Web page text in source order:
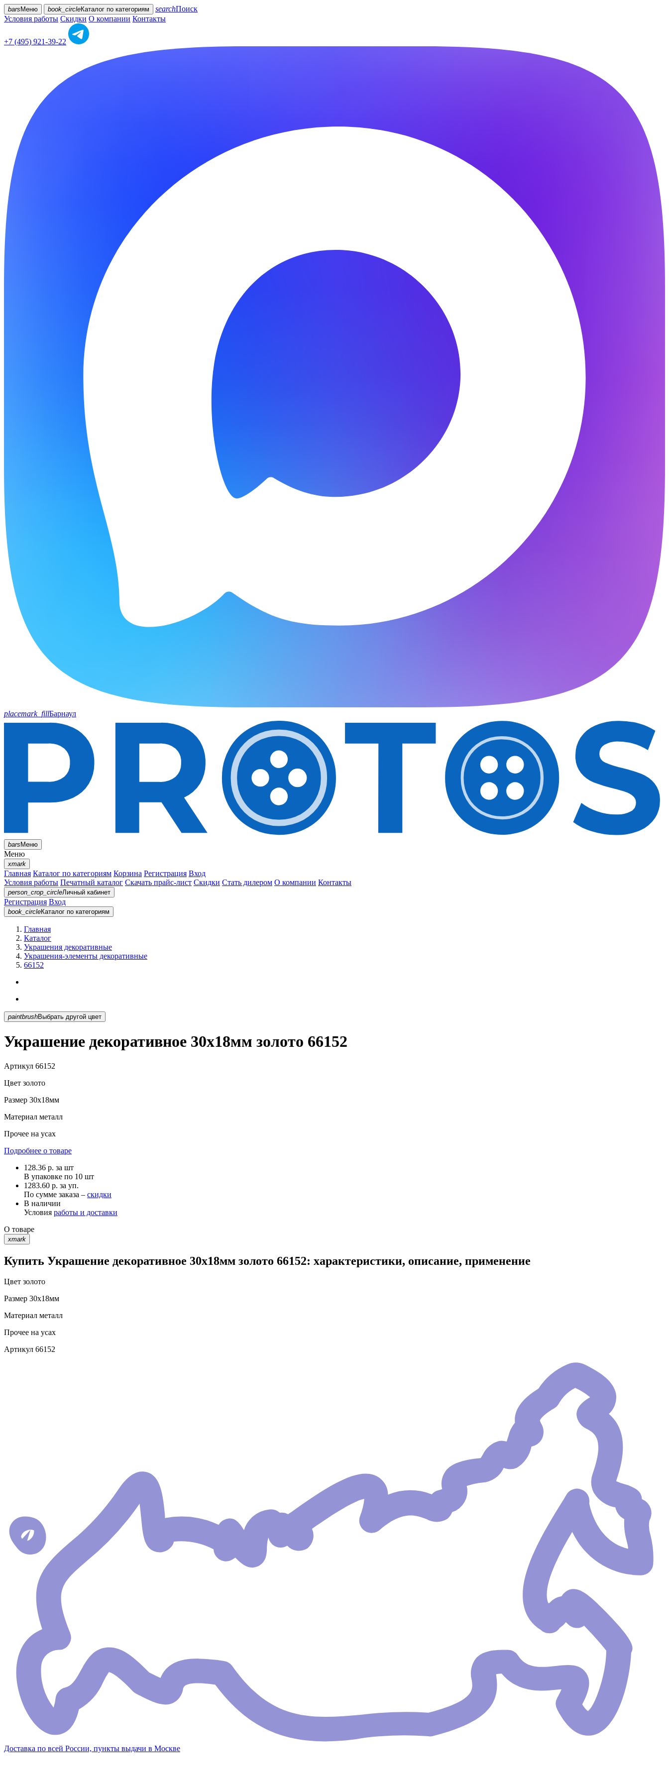
bars Меню book_circleКаталог по категориям searchПоиск
Условия работы Скидки О компании Контакты
+7 (495) 921-39-22
placemark_fillБарнаул
barsМеню
Меню
xmark
Главная Каталог по категориям Корзина Регистрация Вход
Условия работы Печатный каталог Скачать прайс-лист Скидки Стать дилером О компании Контакты
person_crop_circleЛичный кабинет
Регистрация Вход
book_circleКаталог по категориям
Главная
Каталог
Украшения декоративные
Украшения-элементы декоративные
66152
paintbrush Выбрать другой цвет
Украшение декоративное 30х18мм золото 66152
Артикул 66152
Цвет золото
Размер 30х18мм
Материал металл
Прочее на усах
Подробнее о товаре
128.36 р. за шт
В упаковке по 10 шт
1283.60 р. за уп.
По сумме заказа – скидки
В наличии
Условия работы и доставки
О товаре
xmark
Купить Украшение декоративное 30х18мм золото 66152: характеристики, описание, применение
Цвет золото
Размер 30х18мм
Материал металл
Прочее на усах
Артикул 66152
Доставка по всей России, пункты выдачи в Москве